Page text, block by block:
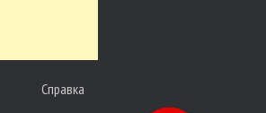
Справка